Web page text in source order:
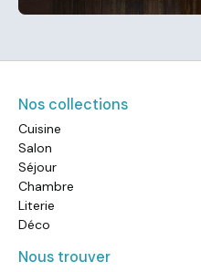
Nos collections
Cuisine
Salon
Séjour
Chambre
Literie
Déco
Nous trouver